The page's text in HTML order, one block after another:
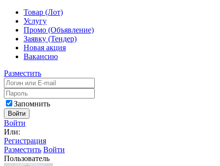
Товар (Лот)
Услугу
Промо (Объявление)
Заявку (Тендер)
Новая акция
Вакансию
Разместить
Запомнить
Войти
Войти
Или:
Регистрация
Разместить Войти
Пользователь